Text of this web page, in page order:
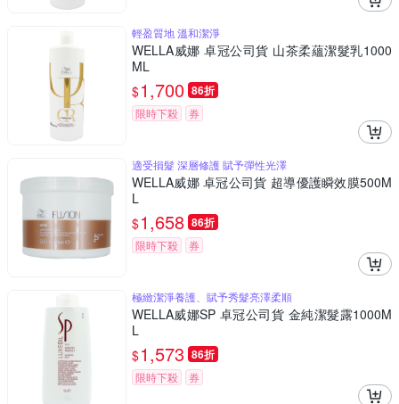
輕盈質地 溫和潔淨
WELLA威娜 卓冠公司貨 山茶柔蘊潔髮乳1000
ML
$1,700 86折
限時下殺 券
適受損髮 深層修護 賦予彈性光澤
WELLA威娜 卓冠公司貨 超導優護瞬效膜500M
L
$1,658 86折
限時下殺 券
極緻潔淨養護、賦予秀髮亮澤柔順
WELLA威娜SP 卓冠公司貨 金純潔髮露1000M
L
$1,573 86折
限時下殺 券